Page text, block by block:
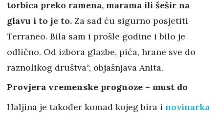
torbica preko ramena, marama ili šešir na
glavu i to je to. Za sad ću sigurno posjetiti
Terraneo. Bila sam i prošle godine i bilo je
odlično. Od izbora glazbe, pića, hrane sve do
raznolikog društva“, objašnjava Anita.
Provjera vremenske prognoze – must do
Haljina je također komad kojeg bira i novinarka